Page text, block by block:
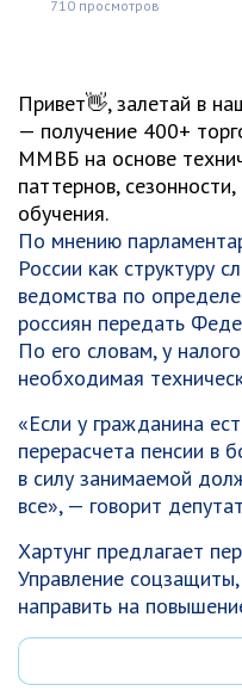
710 просмотров
Привет👋, залетай в
— получение 400+
ММВБ на основе
паттернов,
обучения.
По мнению
России как структуру
ведомства по
россиян передать
По его словам, у
необходимая
«Если у гражданина
перерасчета пенсии в
в силу занимаемой
все», — говорит
Хартунг предлагает
Управление
направить на